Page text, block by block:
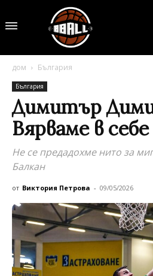
дом България
България
Димитър
Вярваме в
Не се предадохме нито за
Балкан
от Виктория Петрова - 09/05/2026